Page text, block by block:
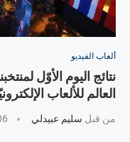
ألعاب الفيديو
نتائج اليوم الأوّل
العالم للألعاب
من قبل سليم عبيدلي